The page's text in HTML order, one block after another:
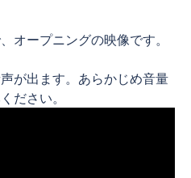
オープニングの映像です。
が出ます。あらかじめ音量
ださい。